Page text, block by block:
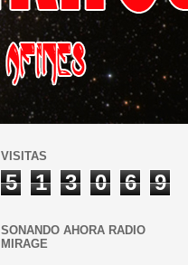
VISITAS
5 1 3 0 6 9
SONANDO AHORA RADIO
MIRAGE